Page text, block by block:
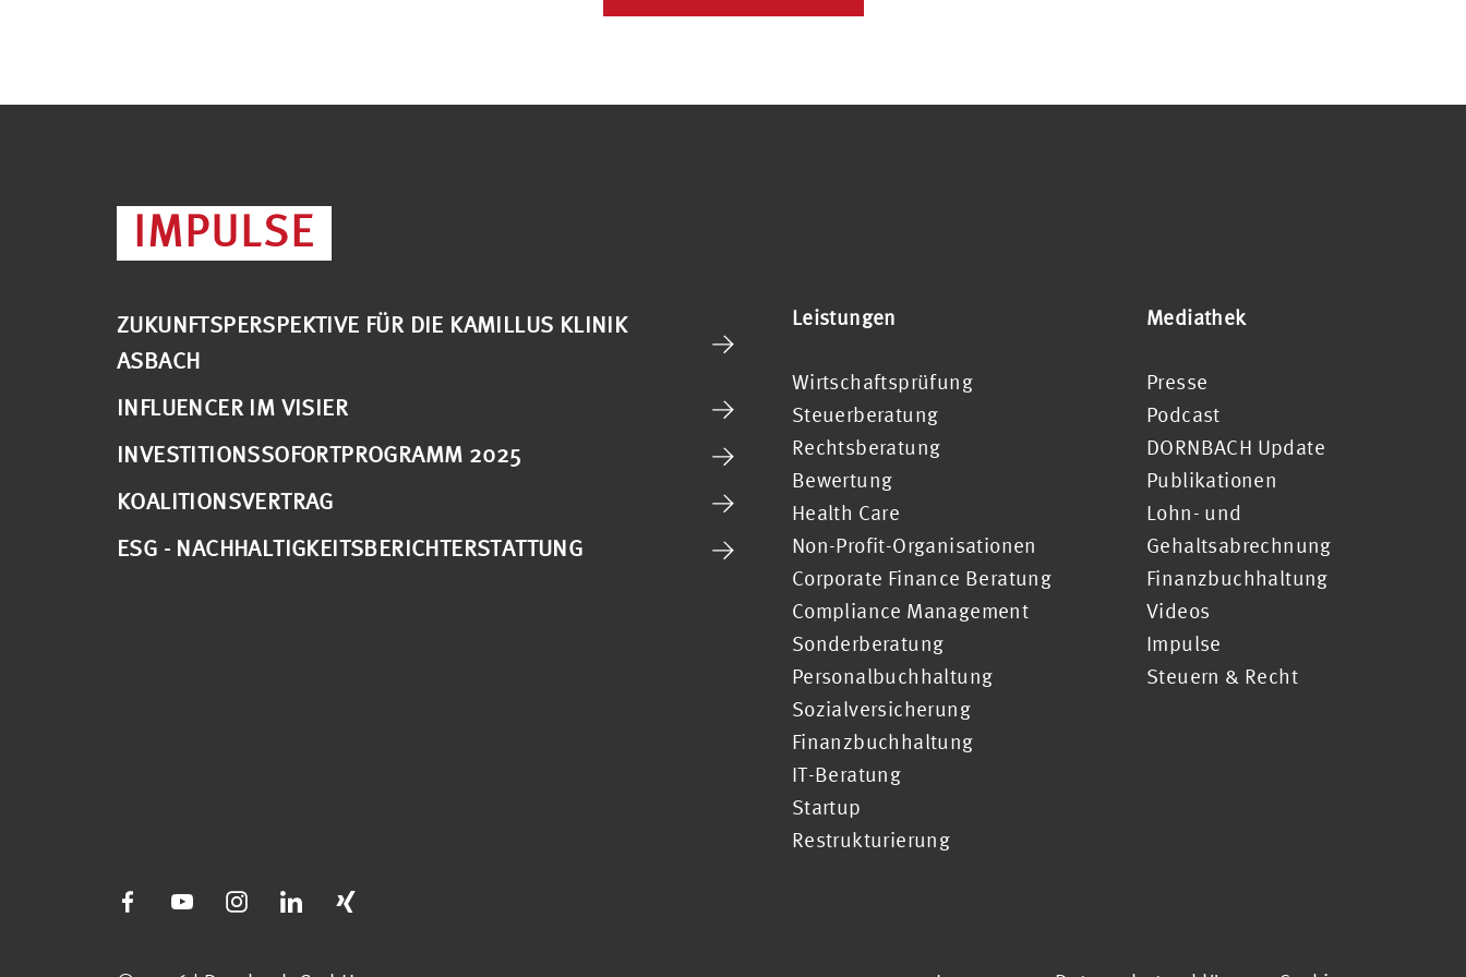
IMPULSE
ZUKUNFTSPERSPEKTIVE FÜR DIE KAMILLUS KLINIK
ASBACH
INFLUENCER IM VISIER
INVESTITIONSSOFORTPROGRAMM 2025
KOALITIONSVERTRAG
ESG - NACHHALTIGKEITSBERICHTERSTATTUNG
Leistungen
Wirtschaftsprüfung
Steuerberatung
Rechtsberatung
Bewertung
Health Care
Non-Profit-Organisationen
Corporate Finance Beratung
Compliance Management
Sonderberatung
Personalbuchhaltung
Sozialversicherung
Finanzbuchhaltung
IT-Beratung
Startup
Restrukturierung
Mediathek
Presse
Podcast
DORNBACH Update
Publikationen
Lohn- und
Gehaltsabrechnung
Finanzbuchhaltung
Videos
Impulse
Steuern & Recht